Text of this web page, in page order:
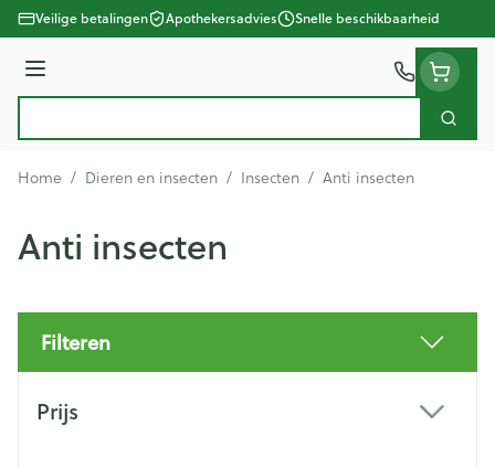
Ga naar de inhoud
Veilige betalingen Apothekersadvies Snelle beschikbaarheid
Menu
Zoek
Home / Dieren en insecten / Insecten / Anti insecten
Anti insecten
Filteren
Prijs